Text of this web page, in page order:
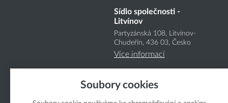
Sídlo společnosti -
Litvínov
Partyzánská 108, Litvínov-
Chudeřín, 436 03, Česko
Více informací
Soubory cookies